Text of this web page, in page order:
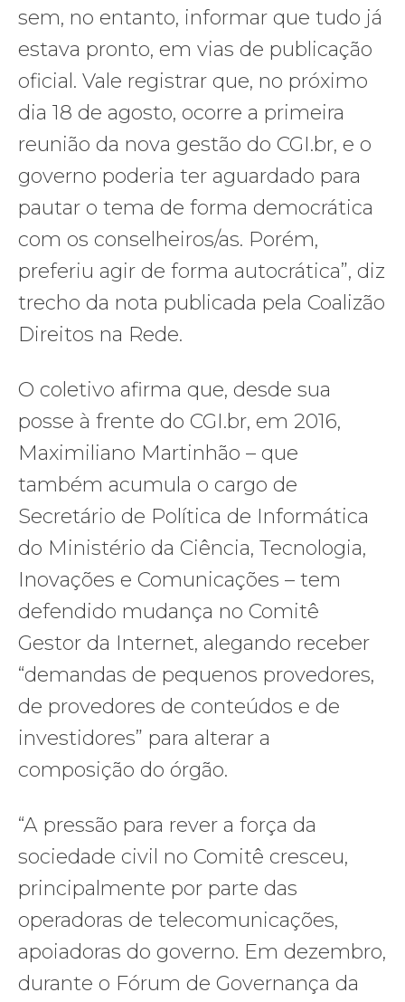
sem, no entanto, informar que tudo já
estava pronto, em vias de publicação
oficial. Vale registrar que, no próximo
dia 18 de agosto, ocorre a primeira
reunião da nova gestão do CGI.br, e o
governo poderia ter aguardado para
pautar o tema de forma democrática
com os conselheiros/as. Porém,
preferiu agir de forma autocrática”, diz
trecho da nota publicada pela Coalizão
Direitos na Rede.
O coletivo afirma que, desde sua
posse à frente do CGI.br, em 2016,
Maximiliano Martinhão – que
também acumula o cargo de
Secretário de Política de Informática
do Ministério da Ciência, Tecnologia,
Inovações e Comunicações – tem
defendido mudança no Comitê
Gestor da Internet, alegando receber
“demandas de pequenos provedores,
de provedores de conteúdos e de
investidores” para alterar a
composição do órgão.
“A pressão para rever a força da
sociedade civil no Comitê cresceu,
principalmente por parte das
operadoras de telecomunicações,
apoiadoras do governo. Em dezembro,
durante o Fórum de Governança da